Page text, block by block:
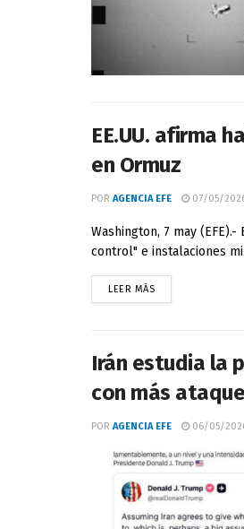
EE.UU. afirma
en Ormuz
POR AGENCIA EFE 07/05/
Washington, 7 may
control" e instalaciones
LEER MÁS
Irán estudia la
con más
POR AGENCIA EFE 06/05/